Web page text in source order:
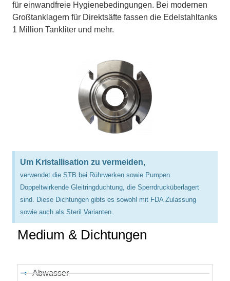
für einwandfreie Hygienebedingungen. Bei modernen
Großtanklagern für Direktsäfte fassen die Edelstahltanks
1 Million Tankliter und mehr.
Um Kristallisation zu vermeiden,
verwendet die STB bei Rührwerken sowie Pumpen
Doppeltwirkende Gleitringduchtung, die Sperrdrucküberlagert
sind. Diese Dichtungen gibts es sowohl mit FDA Zulassung
sowie auch als Steril Varianten.
Medium & Dichtungen
Abwasser